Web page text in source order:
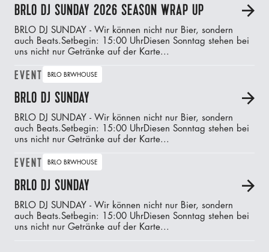
BRLO DJ SUNDAY 2026 SEASON WRAP UP A
BRLO DJ SUNDAY - Wir können nicht nur Bier, sondern
auch Beats.‍Setbegin: 15:00 UhrDiesen Sonntag stehen bei
uns nicht nur Getränke auf der Karte...
EVENT BRLO BRWHOUSE
BRLO DJ SUNDAY A
BRLO DJ SUNDAY - Wir können nicht nur Bier, sondern
auch Beats.‍Setbegin: 15:00 UhrDiesen Sonntag stehen bei
uns nicht nur Getränke auf der Karte...
EVENT BRLO BRWHOUSE
BRLO DJ SUNDAY A
BRLO DJ SUNDAY - Wir können nicht nur Bier, sondern
auch Beats.‍Setbegin: 15:00 UhrDiesen Sonntag stehen bei
uns nicht nur Getränke auf der Karte...